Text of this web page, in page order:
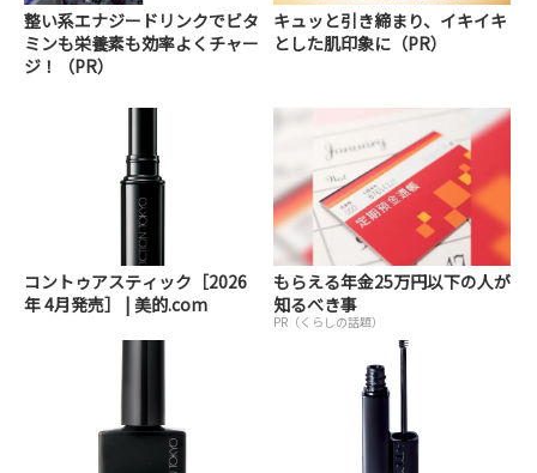
整い系エナジードリンクでビタ
ミンも栄養素も効率よくチャー
ジ！（PR）
キュッと引き締まり、イキイキ
とした肌印象に（PR）
コントゥアスティック［2026
年 4月発売］ | 美的.com
もらえる年金25万円以下の人が
知るべき事
PR（くらしの話題）